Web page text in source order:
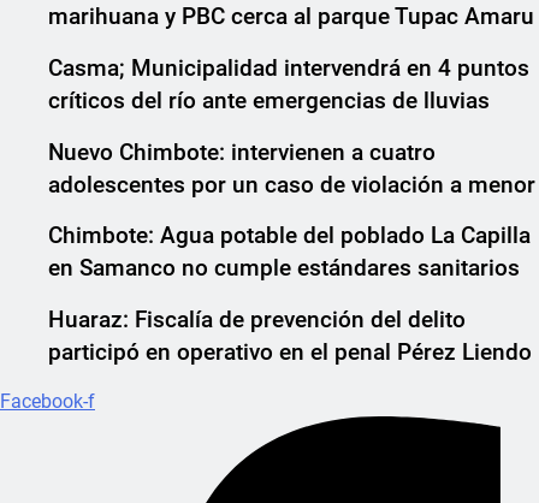
marihuana y PBC cerca al parque Tupac Amaru
Casma; Municipalidad intervendrá en 4 puntos
críticos del río ante emergencias de lluvias
Nuevo Chimbote: intervienen a cuatro
adolescentes por un caso de violación a menor
Chimbote: Agua potable del poblado La Capilla
en Samanco no cumple estándares sanitarios
Huaraz: Fiscalía de prevención del delito
participó en operativo en el penal Pérez Liendo
Facebook-f